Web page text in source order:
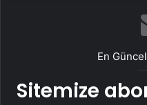
En
Sitemize